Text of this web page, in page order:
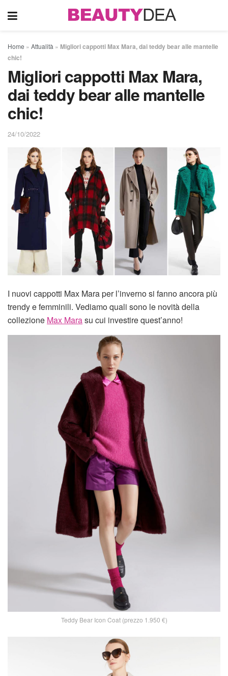
Home » Attualità » Migliori cappotti Max Mara, dai teddy bear alle mantelle
chic!
Migliori cappotti Max Mara,
dai teddy bear alle mantelle
chic!
24/10/2022
I nuovi cappotti Max Mara per l’inverno si fanno ancora più
trendy e femminili. Vediamo quali sono le novità della
collezione Max Marasu cui investire quest’anno!
Teddy Bear Icon Coat (prezzo 1.950 €)